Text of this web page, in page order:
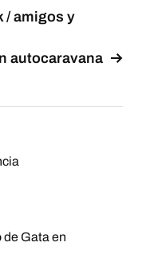
/ amigos y
autocaravana
de Gata en